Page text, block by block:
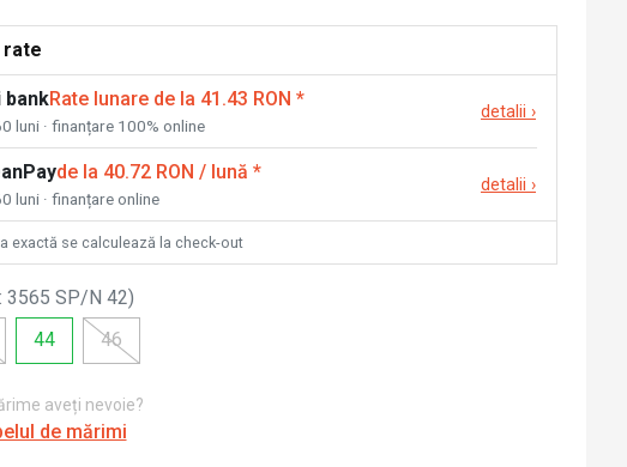
rate
bankRate lunare de la 41.43 RON *
luni · finanțare 100% online
detalii ›
de la 40.72 RON / lună *
luni · finanțare online
detalii ›
exactă se calculează la check-out
: 3565 SP/N 42)
44 46
aveți nevoie?
de mărimi